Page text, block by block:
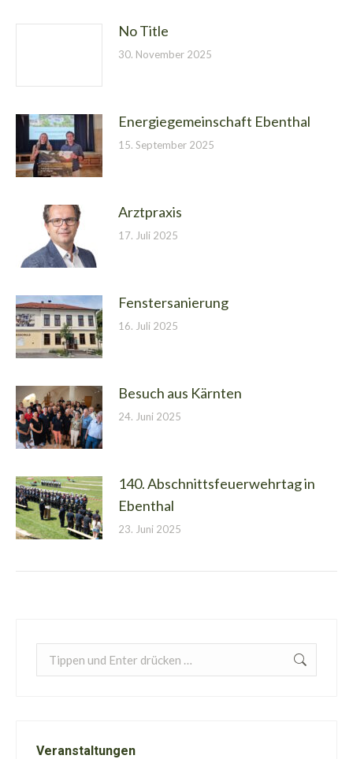
No Title
30. November 2025
Energiegemeinschaft Ebenthal
15. September 2025
Arztpraxis
17. Juli 2025
Fenstersanierung
16. Juli 2025
Besuch aus Kärnten
24. Juni 2025
140. Abschnittsfeuerwehrtag in
Ebenthal
23. Juni 2025
Search:
Veranstaltungen